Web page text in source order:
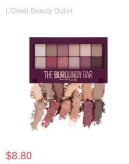
L'Oreal Beauty Outlet
$8.80